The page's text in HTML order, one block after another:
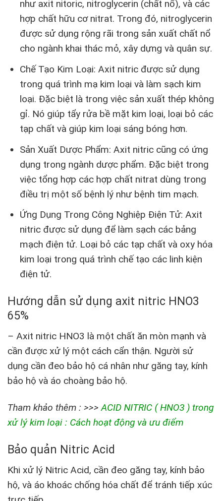
như axit nitoric, nitroglycerin (chất nổ), và các
hợp chất hữu cơ nitrat. Trong đó, nitroglycerin
được sử dụng rộng rãi trong sản xuất chất nổ
cho ngành khai thác mỏ, xây dựng và quân sự.
Chế Tạo Kim Loại: Axit nitric được sử dụng
trong quá trình mạ kim loại và làm sạch kim
loại. Đặc biệt là trong việc sản xuất thép không
gỉ. Nó giúp tẩy rửa bề mặt kim loại, loại bỏ các
tạp chất và giúp kim loại sáng bóng hơn.
Sản Xuất Dược Phẩm: Axit nitric cũng có ứng
dụng trong ngành dược phẩm. Đặc biệt trong
việc tổng hợp các hợp chất nitrat dùng trong
điều trị một số bệnh lý như bệnh tim mạch.
Ứng Dụng Trong Công Nghiệp Điện Tử: Axit
nitric được sử dụng để làm sạch các bảng
mạch điện tử. Loại bỏ các tạp chất và oxy hóa
kim loại trong quá trình chế tạo các linh kiện
điện tử.
Hướng dẫn sử dụng axit nitric HNO3
65%
– Axit nitric HNO3 là một chất ăn mòn mạnh và
cần được xử lý một cách cẩn thận. Người sử
dụng cần đeo bảo hộ cá nhân như găng tay, kính
bảo hộ và áo choàng bảo hộ.
Tham khảo thêm : >>>ACID NITRIC ( HNO3 ) trong
xử lý kim loại : Cách hoạt động và ưu điểm
Bảo quản Nitric Acid
Khi xử lý Nitric Acid, cần đeo găng tay, kính bảo
hộ, và áo khoác chống hóa chất để tránh tiếp xúc